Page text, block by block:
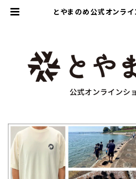
とやまのめ公式オンライ